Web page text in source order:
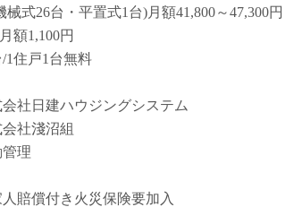
26台・平置式1台)月額41,800～47,300円
額1,100円
戸1台無料
建ハウジングシステム
淺沼組
理
付き火災保険要加入